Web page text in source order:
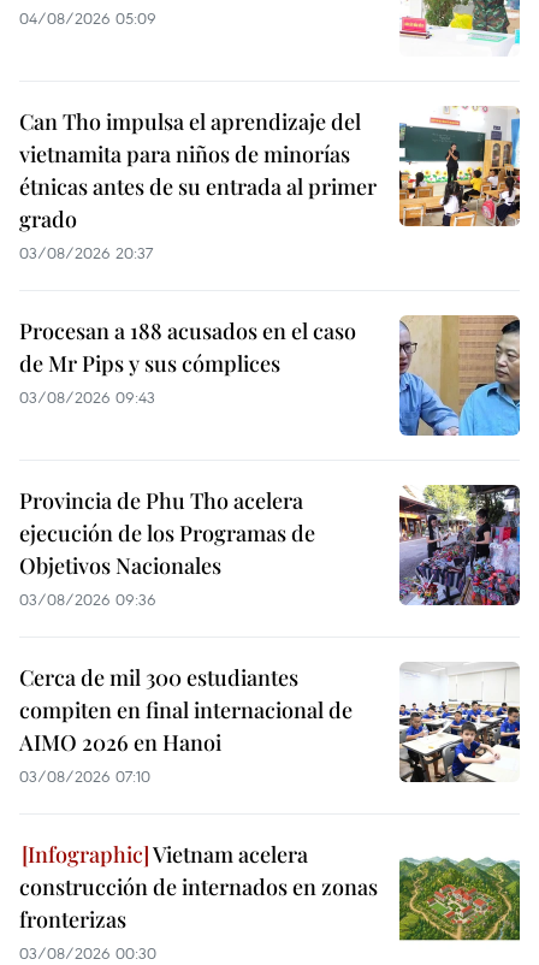
04/08/2026 05:09
Can Tho impulsa el aprendizaje del
vietnamita para niños de minorías
étnicas antes de su entrada al primer
grado
03/08/2026 20:37
Procesan a 188 acusados en el caso
de Mr Pips y sus cómplices
03/08/2026 09:43
Provincia de Phu Tho acelera
ejecución de los Programas de
Objetivos Nacionales
03/08/2026 09:36
Cerca de mil 300 estudiantes
compiten en final internacional de
AIMO 2026 en Hanoi
03/08/2026 07:10
Vietnam acelera
construcción de internados en zonas
fronterizas
03/08/2026 00:30